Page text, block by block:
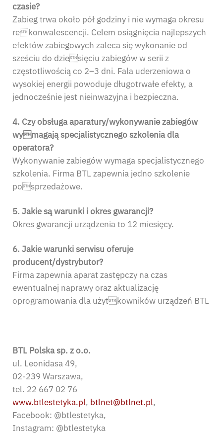
czasie?
Zabieg trwa około pół godziny i nie wymaga okresu
rekonwalescencji. Celem osiągnięcia najlepszych
efektów zabiegowych zaleca się wykonanie od
sześciu do dziesięciu zabiegów w serii z
częstotliwością co 2–3 dni. Fala uderzeniowa o
wysokiej energii powoduje długotrwałe efekty, a
jednocześnie jest nieinwazyjna i bezpieczna.
4. Czy obsługa aparatury/wykonywanie zabiegów
wymagają specjalistycznego szkolenia dla
operatora?
Wykonywanie zabiegów wymaga specjalistycznego
szkolenia. Firma BTL zapewnia jedno szkolenie
posprzedażowe.
5. Jakie są warunki i okres gwarancji?
Okres gwarancji urządzenia to 12 miesięcy.
6. Jakie warunki serwisu oferuje
producent/dystrybutor?
Firma zapewnia aparat zastępczy na czas
ewentualnej naprawy oraz aktualizację
oprogramowania dla użytkowników urządzeń BTL
BTL Polska sp. z o.o.
ul. Leonidasa 49,
02-239 Warszawa,
tel. 22 667 02 76
www.btlestetyka.pl, btlnet@btlnet.pl,
Facebook: @btlestetyka,
Instagram: @btlestetyka